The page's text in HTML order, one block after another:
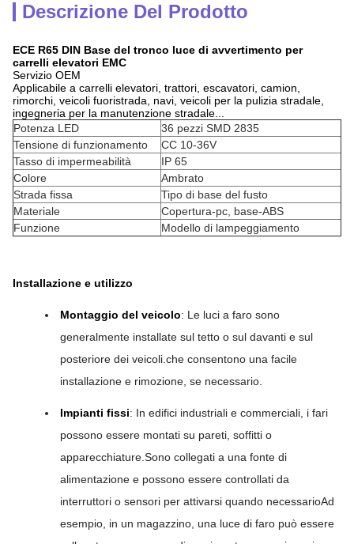
Descrizione Del Prodotto
ECE R65 DIN Base del tronco luce di avvertimento per
carrelli elevatori EMC
Servizio OEM
Applicabile a carrelli elevatori, trattori, escavatori, camion,
rimorchi, veicoli fuoristrada, navi, veicoli per la pulizia stradale,
ingegneria per la manutenzione stradale...
Potenza LED
36 pezzi SMD 2835
Tensione di funzionamento
CC 10-36V
Tasso di impermeabilità
IP 65
Colore
Ambrato
Strada fissa
Tipo di base del fusto
Materiale
Copertura-pc, base-ABS
Funzione
Modello di lampeggiamento
Installazione e utilizzo
Montaggio del veicolo: Le luci a faro sono
generalmente installate sul tetto o sul davanti e sul
posteriore dei veicoli.che consentono una facile
installazione e rimozione, se necessario.
Impianti fissi: In edifici industriali e commerciali, i fari
possono essere montati su pareti, soffitti o
apparecchiature.Sono collegati a una fonte di
alimentazione e possono essere controllati da
interruttori o sensori per attivarsi quando necessarioAd
esempio, in un magazzino, una luce di faro può essere